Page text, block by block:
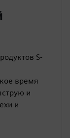
S-
время
и
и